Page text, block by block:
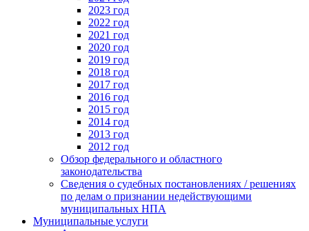
2023 год
2022 год
2021 год
2020 год
2019 год
2018 год
2017 год
2016 год
2015 год
2014 год
2013 год
2012 год
Обзор федерального и областного
законодательства
Сведения о судебных постановлениях / решениях
по делам о признании недействующими
муниципальных НПА
Муниципальные услуги